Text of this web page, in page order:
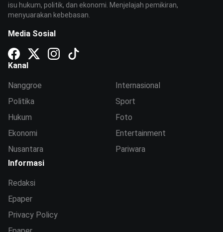
isu hukum, politik, dan ekonomi. Menjelajah pemikiran,
menyuarakan kebebasan.
Media Sosial
Kanal
Nanggroe
Politika
Hukum
Ekonomi
Nusantara
Internasional
Sport
Foto
Entertainment
Pariwara
Informasi
Redaksi
Epaper
Privacy Policy